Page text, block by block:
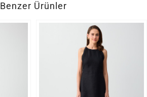
Benzer Ürünler